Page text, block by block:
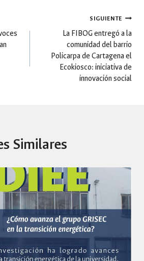
SIGUIENTE
La FIBOG entregó a la
comunidad del barrio
Policarpa de Cartagena el
Ecokiosco: iniciativa de
innovación social
Similares